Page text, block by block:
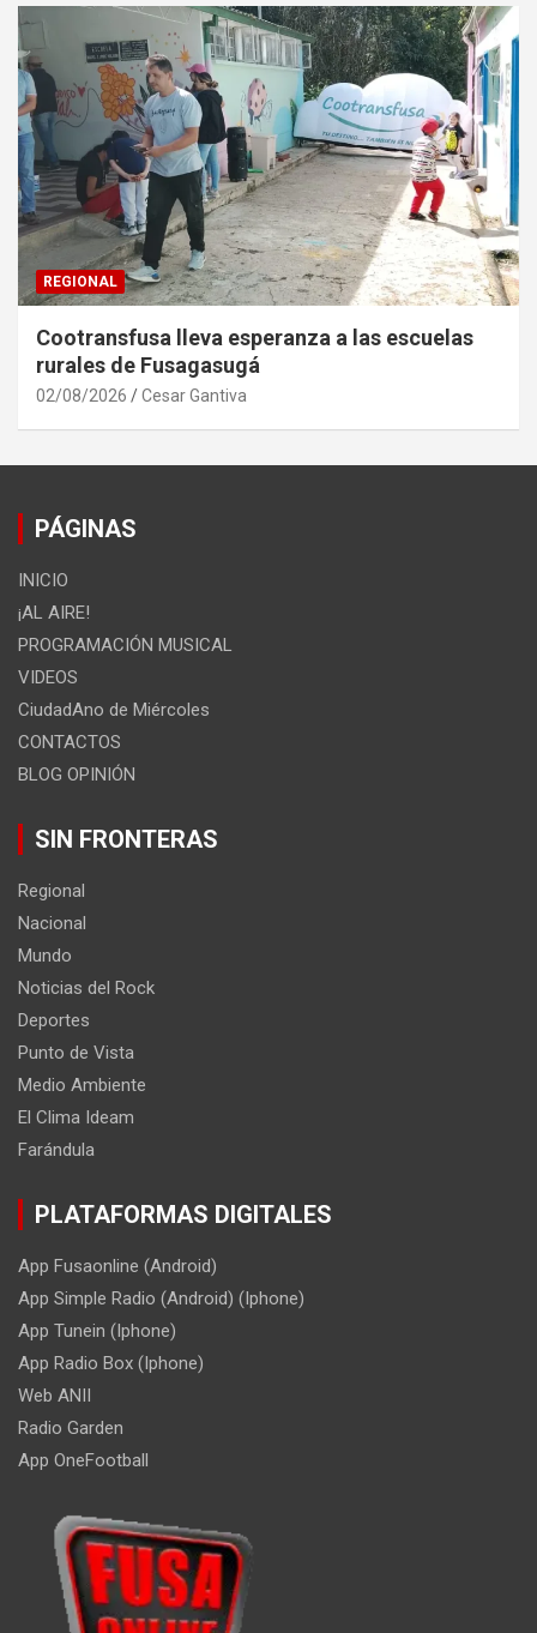
REGIONAL
Cootransfusa lleva esperanza a las escuelas
rurales de Fusagasugá
02/08/2026 Cesar Gantiva
PÁGINAS
INICIO
¡AL AIRE!
PROGRAMACIÓN MUSICAL
VIDEOS
CiudadAno de Miércoles
CONTACTOS
BLOG OPINIÓN
SIN FRONTERAS
Regional
Nacional
Mundo
Noticias del Rock
Deportes
Punto de Vista
Medio Ambiente
El Clima Ideam
Farándula
PLATAFORMAS DIGITALES
App Fusaonline (Android)
App Simple Radio (Android) (Iphone)
App Tunein (Iphone)
App Radio Box (Iphone)
Web ANII
Radio Garden
App OneFootball